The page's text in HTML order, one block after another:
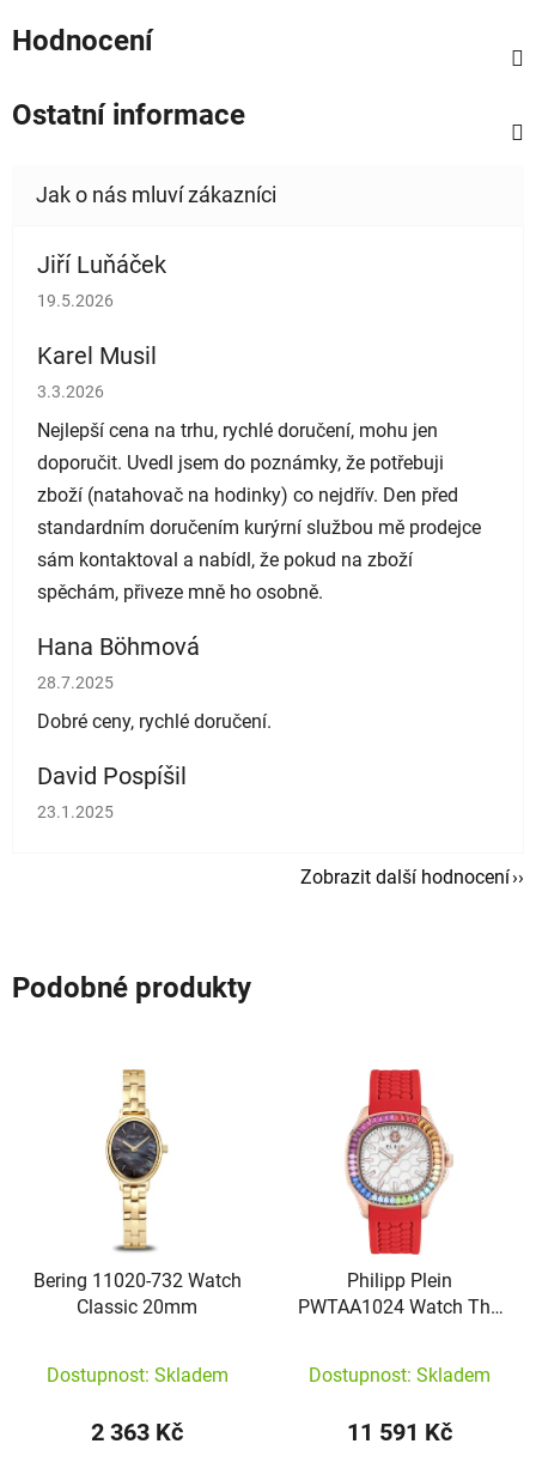
Hodnocení
Ostatní informace
Jiří Luňáček
Hodnocení obchodu je 5 z 5 hvězdiček.
19.5.2026
Karel Musil
Hodnocení obchodu je 5 z 5 hvězdiček.
3.3.2026
Nejlepší cena na trhu, rychlé doručení, mohu jen
doporučit. Uvedl jsem do poznámky, že potřebuji
zboží (natahovač na hodinky) co nejdřív. Den před
standardním doručením kurýrní službou mě prodejce
sám kontaktoval a nabídl, že pokud na zboží
spěchám, přiveze mně ho osobně.
Hana Böhmová
Hodnocení obchodu je 5 z 5 hvězdiček.
28.7.2025
Dobré ceny, rychlé doručení.
David Pospíšil
Hodnocení obchodu je 5 z 5 hvězdiček.
23.1.2025
Zobrazit další hodnocení
Podobné produkty
Bering 11020-732 Watch
Classic 20mm
Dostupnost: Skladem
2 363 Kč
Philipp Plein
PWTAA1024 Watch The
Dostupnost: Skladem
11 591 Kč